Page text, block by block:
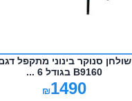
שולחן סנוקר בינוני מתקפל
B9160 בגודל 6 ...
₪1490